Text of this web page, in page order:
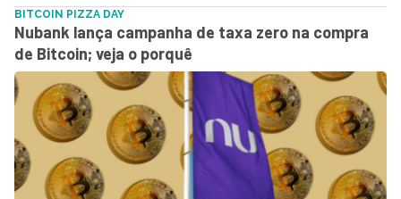
BITCOIN PIZZA DAY
Nubank lança campanha de taxa zero na compra
de Bitcoin; veja o porquê